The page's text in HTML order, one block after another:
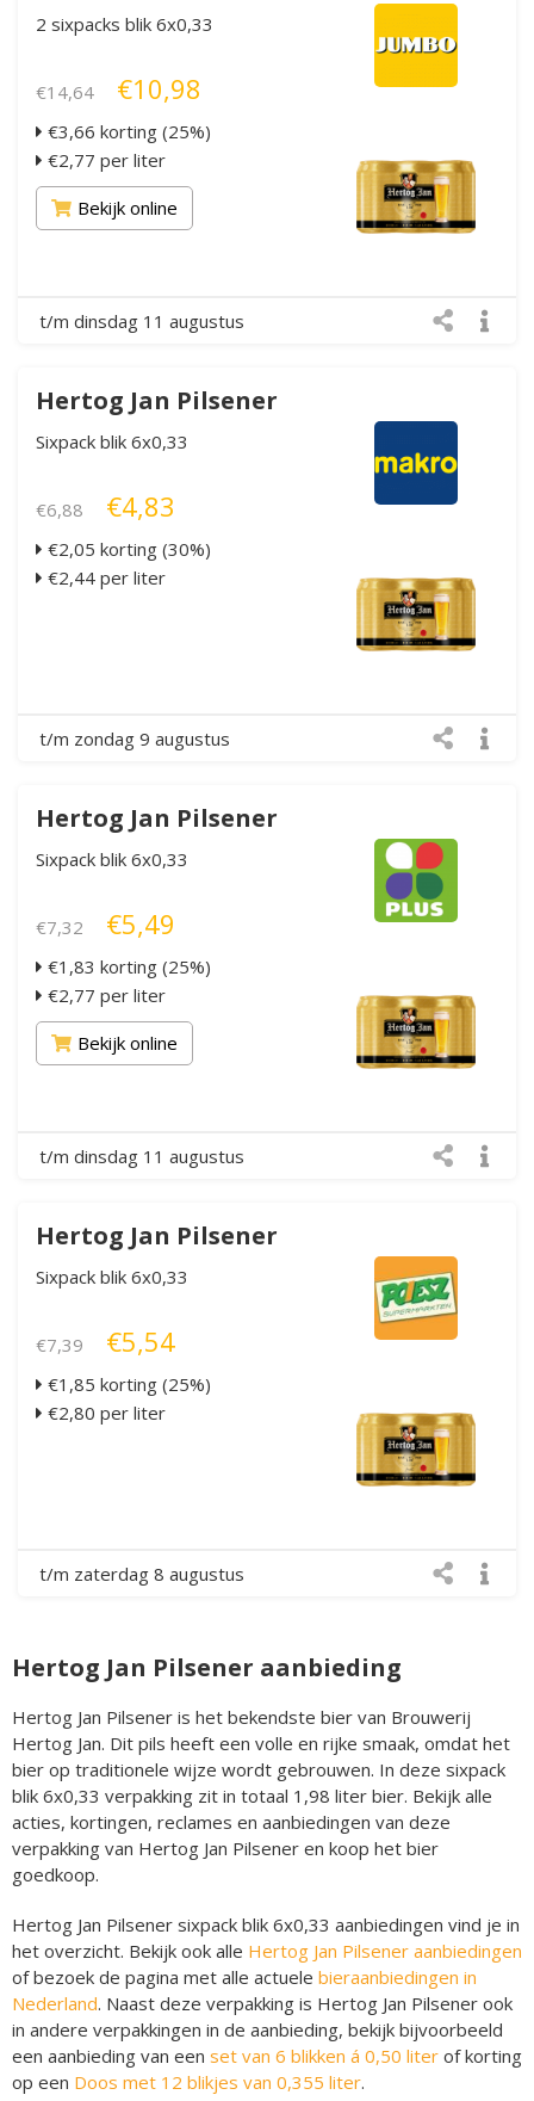
2 sixpacks blik 6x0,33
€14,64 €10,98
€3,66 korting (25%)
€2,77 per liter
Bekijk online
t/m dinsdag 11 augustus
Hertog Jan Pilsener
Sixpack blik 6x0,33
€6,88 €4,83
€2,05 korting (30%)
€2,44 per liter
t/m zondag 9 augustus
Hertog Jan Pilsener
Sixpack blik 6x0,33
€7,32 €5,49
€1,83 korting (25%)
€2,77 per liter
Bekijk online
t/m dinsdag 11 augustus
Hertog Jan Pilsener
Sixpack blik 6x0,33
€7,39 €5,54
€1,85 korting (25%)
€2,80 per liter
t/m zaterdag 8 augustus
Hertog Jan Pilsener aanbieding
Hertog Jan Pilsener is het bekendste bier van Brouwerij
Hertog Jan. Dit pils heeft een volle en rijke smaak, omdat het
bier op traditionele wijze wordt gebrouwen. In deze sixpack
blik 6x0,33 verpakking zit in totaal 1,98 liter bier. Bekijk alle
acties, kortingen, reclames en aanbiedingen van deze
verpakking van Hertog Jan Pilsener en koop het bier
goedkoop.
Hertog Jan Pilsener sixpack blik 6x0,33 aanbiedingen vind je in
het overzicht. Bekijk ook alle Hertog Jan Pilsener aanbiedingen
of bezoek de pagina met alle actuele bieraanbiedingen in
Nederland. Naast deze verpakking is Hertog Jan Pilsener ook
in andere verpakkingen in de aanbieding, bekijk bijvoorbeeld
een aanbieding van een set van 6 blikken á 0,50 liter of korting
op een Doos met 12 blikjes van 0,355 liter.